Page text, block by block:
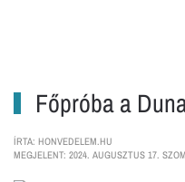
Főpróba a
ÍRTA: HONVEDELEM.HU
MEGJELENT: 2024. AUGUSZTUS 17.